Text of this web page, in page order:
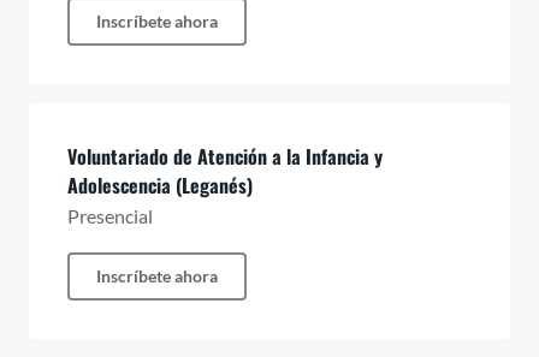
Inscríbete ahora
Voluntariado de Atención a la Infancia y
Adolescencia (Leganés)
Presencial
Inscríbete ahora